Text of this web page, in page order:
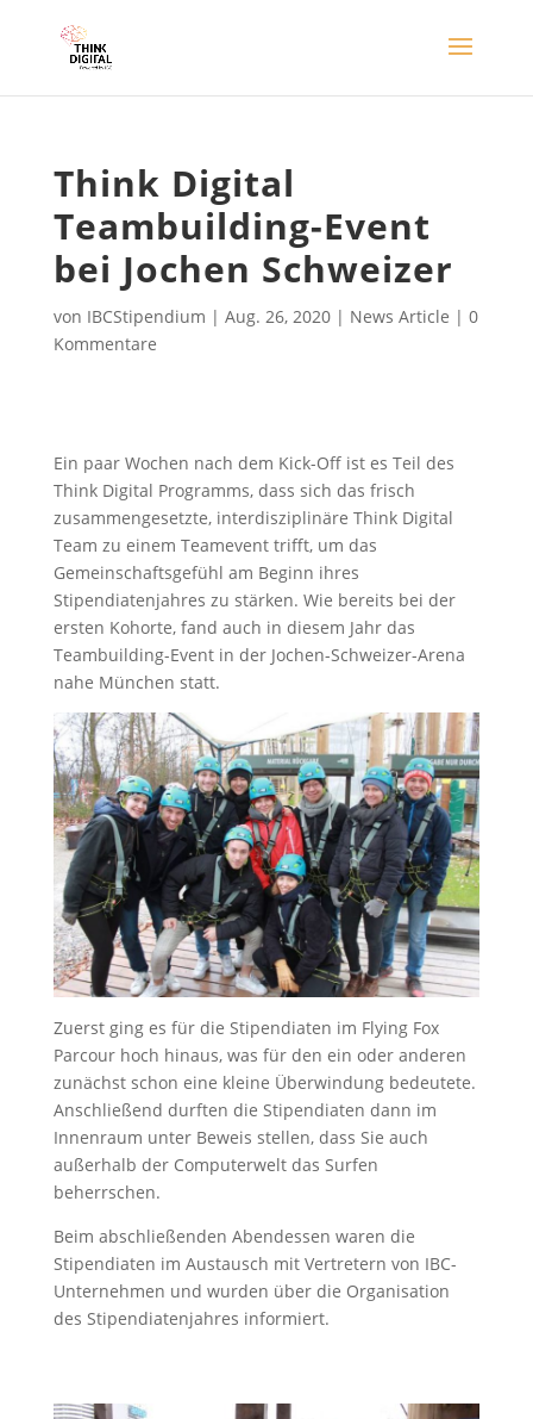
Think Digital
Teambuilding-Event
bei Jochen Schweizer
von IBCStipendium | Aug. 26, 2020| News Article | 0
Kommentare
Ein paar Wochen nach dem Kick-Off ist es Teil des
Think Digital Programms, dass sich das frisch
zusammengesetzte, interdisziplinäre Think Digital
Team zu einem Teamevent trifft, um das
Gemeinschaftsgefühl am Beginn ihres
Stipendiatenjahres zu stärken. Wie bereits bei der
ersten Kohorte, fand auch in diesem Jahr das
Teambuilding-Event in der Jochen-Schweizer-Arena
nahe München statt.
Zuerst ging es für die Stipendiaten im Flying Fox
Parcour hoch hinaus, was für den ein oder anderen
zunächst schon eine kleine Überwindung bedeutete.
Anschließend durften die Stipendiaten dann im
Innenraum unter Beweis stellen, dass Sie auch
außerhalb der Computerwelt das Surfen
beherrschen.
Beim abschließenden Abendessen waren die
Stipendiaten im Austausch mit Vertretern von IBC-
Unternehmen und wurden über die Organisation
des Stipendiatenjahres informiert.